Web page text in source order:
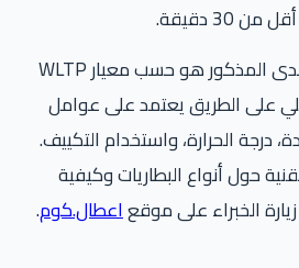
المدى المذكور هو حسب معيار WLTP
على الطريق يعتمد على عوامل
درجة الحرارة، واستخدام التكييف.
حول أنواع البطاريات وكيفية
الخبراء على موقعاعطال.كوم.